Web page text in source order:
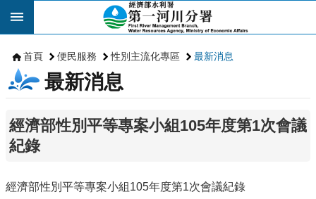
跳到主要內容區塊
首頁 便民服務 性別主流化專區 最新消息
最新消息
經濟部性別平等專案小組105年度第1次會議
紀錄
經濟部性別平等專案小組105年度第1次會議紀錄